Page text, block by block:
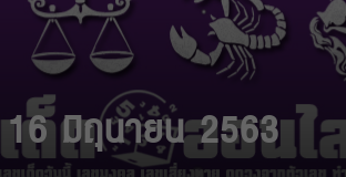
มิถุนายน 2563